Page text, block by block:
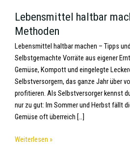
Lebensmittel haltbar
Methoden
Lebensmittel haltbar machen – Tipps
Selbstgemachte Vorräte aus eigener
Gemüse, Kompott und eingelegte
Selbstversorgern, das ganze Jahr über
profitieren. Als Selbstversorger kennst
nur zu gut: Im Sommer und Herbst fällt
Gemüse oft überreich […]
Weiterlesen »